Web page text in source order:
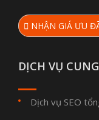
NHẬN GIÁ ƯU
DỊCH VỤ
Dịch vụ SEO